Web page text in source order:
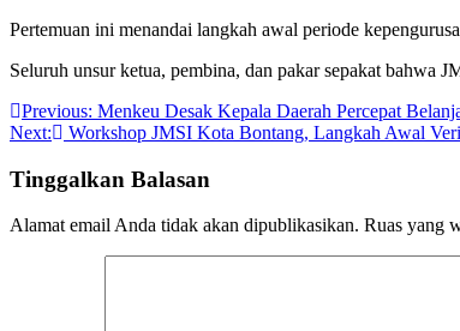
Pertemuan ini menandai langkah awal periode
Seluruh unsur ketua, pembina, dan pakar sepakat bahwa
Navigasi
pos
Previous: Menkeu Desak Kepala Daerah Percepat
Next:
Workshop JMSI Kota Bontang, Langkah Awal
Tinggalkan Balasan
Alamat email Anda tidak akan dipublikasikan. Ruas yang